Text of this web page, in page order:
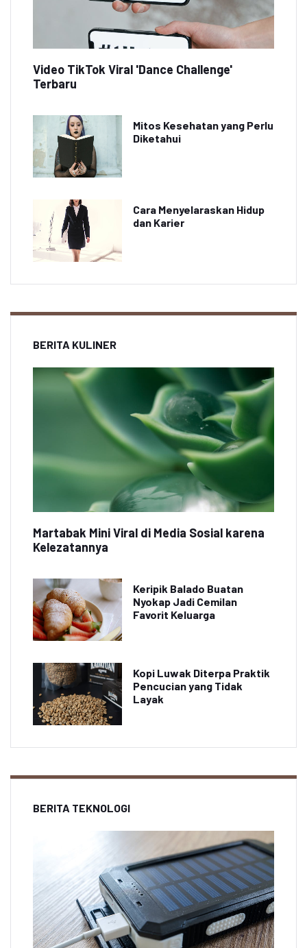
Video TikTok Viral 'Dance Challenge'
Terbaru
Mitos Kesehatan yang Perlu
Diketahui
Cara Menyelaraskan Hidup
dan Karier
BERITA KULINER
Martabak Mini Viral di Media Sosial karena
Kelezatannya
Keripik Balado Buatan
Nyokap Jadi Cemilan
Favorit Keluarga
Kopi Luwak Diterpa Praktik
Pencucian yang Tidak
Layak
BERITA TEKNOLOGI